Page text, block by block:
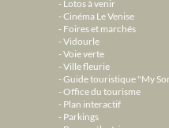
Lotos à venir
Cinéma Le Venise
Foires et marchés
Vidourle
Voie verte
Ville fleurie
Guide touristique "My
Office du tourisme
Plan interactif
Parkings